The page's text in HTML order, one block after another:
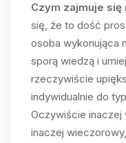
Czym zajmuje się
się, że to dość
osoba wykonująca
sporą wiedzą i
rzeczywiście
indywidualnie do
Oczywiście inaczej
inaczej